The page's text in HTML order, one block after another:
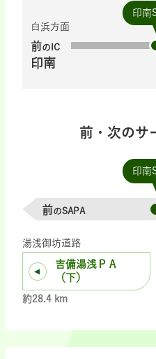
印南
白浜方面
前のIC
印南
前・次のサ
印南
前のSAPA
湯浅御坊道路
吉備湯浅ＰＡ
（下）
約28.4 km